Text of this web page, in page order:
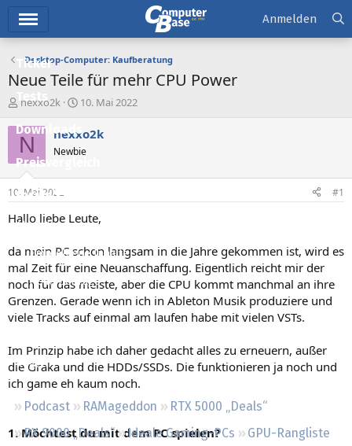
Ticker
Downloads
Preisvergleich
Forum
Aktuelles
Empfohlene Inhalte
Neue Beiträge
Neueste Aktivitäten
Regeln
Podcast RAMageddon
RTX 5000 „Deals“
RX 9000 „Deals“
Ideale Gaming-PCs
GPU-Rangliste
Anmelden
Desktop-Computer: Kaufberatung
Neue Teile für mehr CPU Power
E
s
t
e
e
r
nexxo2k
E
s
t
e
t
a
10. Mai 2022
N nexxo2k
Newbie
10. Mai 2022 #1
Hallo liebe Leute,
da mein PC schon langsam in die Jahre gekommen ist, wird es
mal Zeit für eine Neuanschaffung. Eigentlich reicht mir der
noch für das meiste, aber die CPU kommt manchmal an ihre
Grenzen. Gerade wenn ich in Ableton Musik produziere und
viele Tracks auf einmal am laufen habe mit vielen VSTs.
Im Prinzip habe ich daher gedacht alles zu erneuern, außer
die Graka und die HDDs/SSDs. Die funktionieren ja noch und
ich game eh kaum noch.
1. Möchtest du mit dem PC spielen?